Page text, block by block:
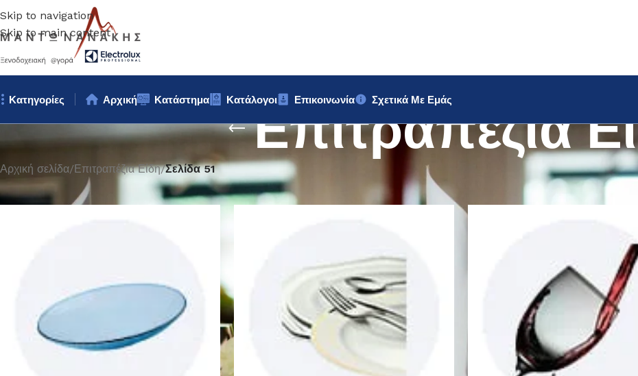
Skip to navigation
Skip to main content
Κατηγορίες Αρχική Κατάστημα Κατάλογοι Επικοινωνία Σχετικά Με Εμάς
Επιτραπέζια
Αρχική σελίδα/Επιτραπέζια Είδη/Σελίδα 51